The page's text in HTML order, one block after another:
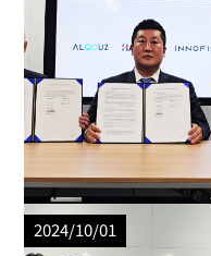
2024/10/01